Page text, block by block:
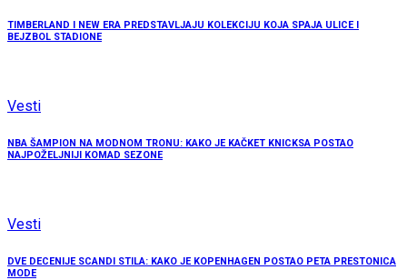
TIMBERLAND I NEW ERA PREDSTAVLJAJU KOLEKCIJU KOJA SPAJA ULICE I
BEJZBOL STADIONE
Vesti
NBA ŠAMPION NA MODNOM TRONU: KAKO JE KAČKET KNICKSA POSTAO
NAJPOŽELJNIJI KOMAD SEZONE
Vesti
DVE DECENIJE SCANDI STILA: KAKO JE KOPENHAGEN POSTAO PETA PRESTONICA
MODE